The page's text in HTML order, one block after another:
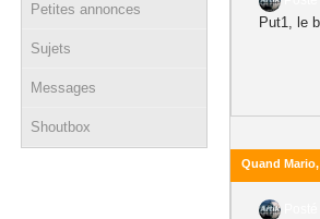
Petites annonces
Sujets
Messages
Shoutbox
Put1, le
Quand